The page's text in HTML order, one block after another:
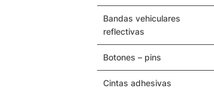
Vinilos Autoadhesivos
Pulseras / Precintos Tyvek
bandas vehiculares
reflectivas
botones – pins
cintas adhesivas